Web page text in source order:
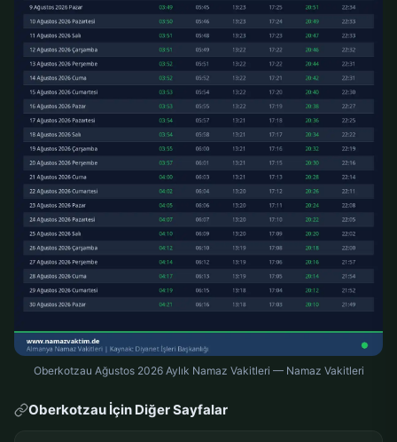
Oberkotzau Ağustos 2026 Aylık Namaz Vakitleri — Namaz Vakitleri
Oberkotzau İçin Diğer Sayfalar